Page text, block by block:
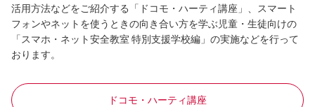
活用方法などをご紹介する「ドコモ・ハーティ講座」、スマート
フォンやネットを使うときの向き合い方を学ぶ児童・生徒向けの
「スマホ・ネット安全教室 特別支援学校編」の実施などを行って
おります。
ドコモ・ハーティ講座